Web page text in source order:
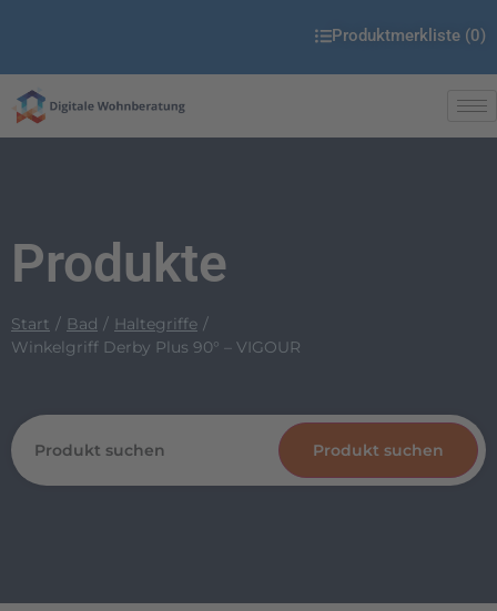
Produktmerkliste (0)
Produkte
Start Bad
Haltegriffe
Winkelgriff Derby Plus 90° – VIGOUR
Produkt suchen